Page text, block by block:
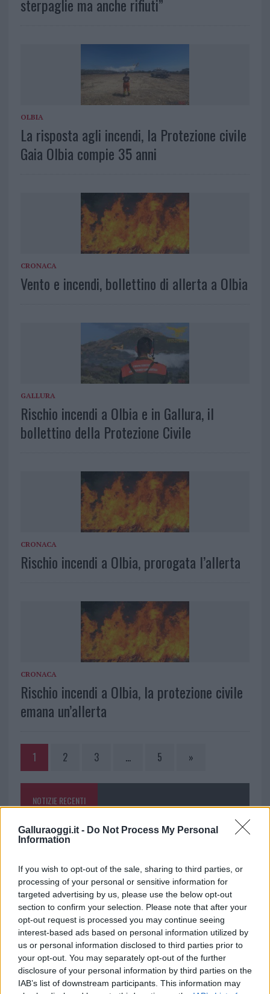
Galluraoggi.it - Do Not Process My Personal
Information
If you wish to opt-out of the sale, sharing to third parties, or
processing of your personal or sensitive information for
targeted advertising by us, please use the below opt-out
section to confirm your selection. Please note that after your
opt-out request is processed you may continue seeing
interest-based ads based on personal information utilized by
us or personal information disclosed to third parties prior to
your opt-out. You may separately opt-out of the further
disclosure of your personal information by third parties on the
IAB’s list of downstream participants. This information may
sterpaglie ma anche rifiuti”
OLBIA
La risposta agli incendi, la Protezione civile
Gaia Olbia compie 35 anni
CRONACA
Vento e incendi, bollettino di allerta a Olbia
GALLURA
Rischio incendi a Olbia e in Gallura, il
bollettino della Protezione Civile
CRONACA
Rischio incendi a Olbia, prorogata l’allerta
CRONACA
Rischio incendi a Olbia, la protezione civile
emana un’allerta
1 2 3 … 5 »
NOTIZIE RECENTI
Incendio nella notte a Olbia, a fuoco due furgoni
A fuoco un deposito con bombole, intervento dei
vigili del fuoco a Rudalza
Ristorante distrutto dalle fiamme a La
Maddalena, incendio a Monti d’à rena